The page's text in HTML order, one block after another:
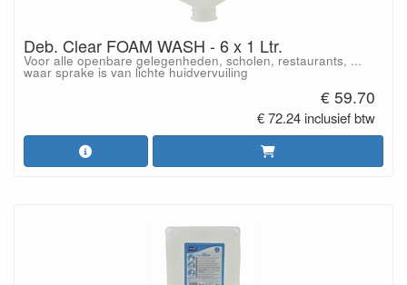
Deb. Clear FOAM WASH - 6 x 1 Ltr.
Voor alle openbare gelegenheden, scholen, restaurants, ...
waar sprake is van lichte huidvervuiling
€ 59.70
€ 72.24 inclusief btw